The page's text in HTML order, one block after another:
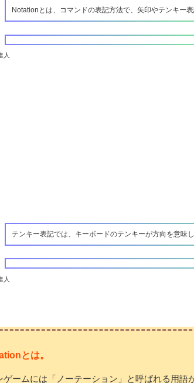
人
Notationとは、コマンドの表記方法で、矢印やテンキー表
人
テンキー表記では、キーボードのテンキーが方向を意味
とは。
ゲームには「ノーテーション」と呼ばれる用